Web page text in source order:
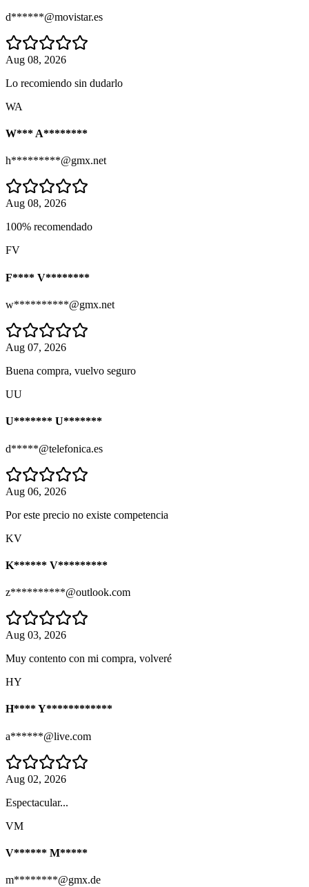
d******@movistar.es
Aug 08, 2026
Lo recomiendo sin dudarlo
WA
W*** A********
h*********@gmx.net
Aug 08, 2026
100% recomendado
FV
F**** V********
w**********@gmx.net
Aug 07, 2026
Buena compra, vuelvo seguro
UU
U******* U*******
d*****@telefonica.es
Aug 06, 2026
Por este precio no existe competencia
KV
K****** V*********
z**********@outlook.com
Aug 03, 2026
Muy contento con mi compra, volveré
HY
H**** Y************
a******@live.com
Aug 02, 2026
Espectacular...
VM
V****** M*****
m********@gmx.de